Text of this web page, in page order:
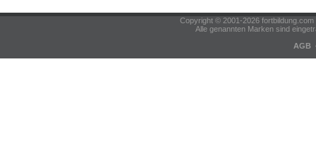
Copyright © 2001-2026
Alle genannten Marken sind
AGB